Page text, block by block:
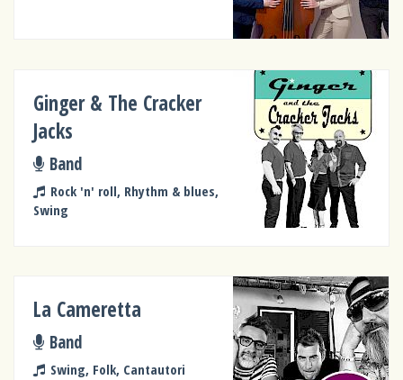
Ginger & The Cracker
Jacks
Band
Rock 'n' roll, Rhythm & blues,
Swing
La Cameretta
Band
Swing, Folk, Cantautori